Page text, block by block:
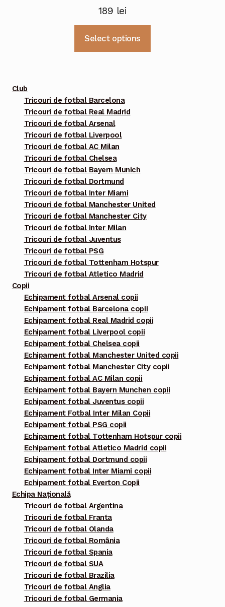
189 lei
Select options
Club
Tricouri de fotbal Barcelona
Tricouri de fotbal Real Madrid
Tricouri de fotbal Arsenal
Tricouri de fotbal Liverpool
Tricouri de fotbal AC Milan
Tricouri de fotbal Chelsea
Tricouri de fotbal Bayern Munich
Tricouri de fotbal Dortmund
Tricouri de fotbal Inter Miami
Tricouri de fotbal Manchester United
Tricouri de fotbal Manchester City
Tricouri de fotbal Inter Milan
Tricouri de fotbal Juventus
Tricouri de fotbal PSG
Tricouri de fotbal Tottenham Hotspur
Tricouri de fotbal Atletico Madrid
Copii
Echipament fotbal Arsenal copii
Echipament fotbal Barcelona copii
Echipament fotbal Real Madrid copii
Echipament fotbal Liverpool copii
Echipament fotbal Chelsea copii
Echipament fotbal Manchester United copii
Echipament fotbal Manchester City copii
Echipament fotbal AC Milan copii
Echipament fotbal Bayern Munchen copii
Echipament fotbal Juventus copii
Echipament Fotbal Inter Milan Copii
Echipament fotbal PSG copii
Echipament fotbal Tottenham Hotspur copii
Echipament fotbal Atletico Madrid copii
Echipament fotbal Dortmund copii
Echipament fotbal Inter Miami copii
Echipament fotbal Everton Copii
Echipa Națională
Tricouri de fotbal Argentina
Tricouri de fotbal Franta
Tricouri de fotbal Olanda
Tricouri de fotbal România
Tricouri de fotbal Spania
Tricouri de fotbal SUA
Tricouri de fotbal Brazilia
Tricouri de fotbal Anglia
Tricouri de fotbal Germania